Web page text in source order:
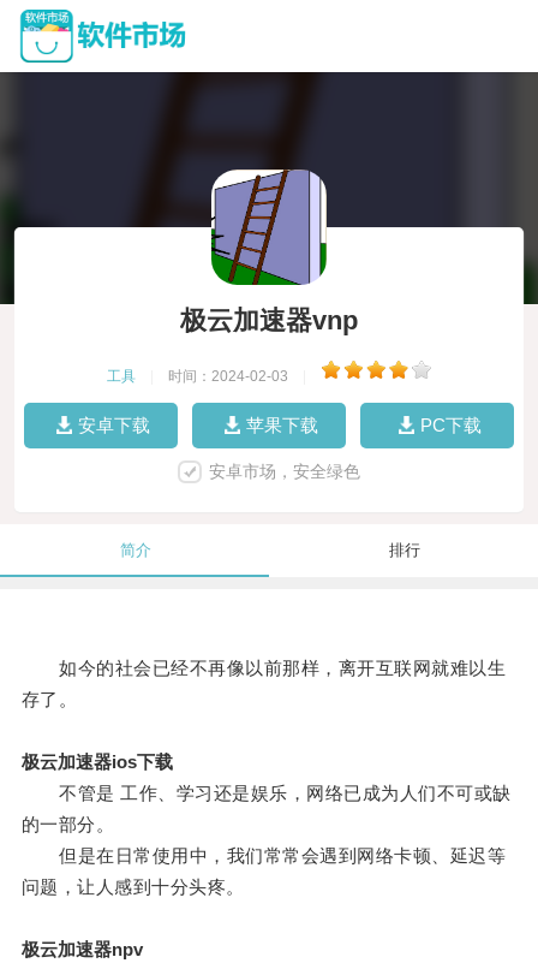
极云加速器vnp
工具 时间：2024-02-03
安卓下载 苹果下载 PC下载
安卓市场，安全绿色
简介 排行
如今的社会已经不再像以前那样，离开互联网就难以生
存了。
极云加速器ios下载
不管是 工作、学习还是娱乐，网络已成为人们不可或缺
的一部分。
但是在日常使用中，我们常常会遇到网络卡顿、延迟等
问题，让人感到十分头疼。
极云加速器npv